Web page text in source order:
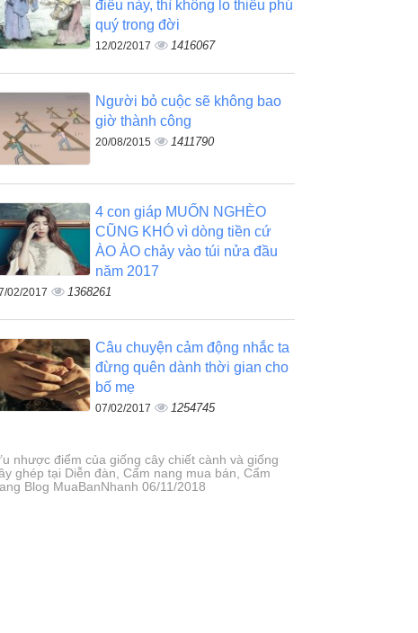
điều này, thì không lo thiếu phú
quý trong đời
12/02/2017 1416067
Người bỏ cuộc sẽ không bao
giờ thành công
20/08/2015 1411790
4 con giáp MUỐN NGHÈO
CŨNG KHÓ vì dòng tiền cứ
ÀO ÀO chảy vào túi nửa đầu
năm 2017
02/2017 1368261
Câu chuyện cảm động nhắc ta
đừng quên dành thời gian cho
bố mẹ
07/02/2017 1254745
nhược điểm của giống cây chiết cành và giống
ghép tại Diễn đàn, Cẩm nang mua bán, Cẩm
Blog MuaBanNhanh 06/11/2018